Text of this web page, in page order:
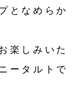
となめらか
楽しみいた
ータルトで